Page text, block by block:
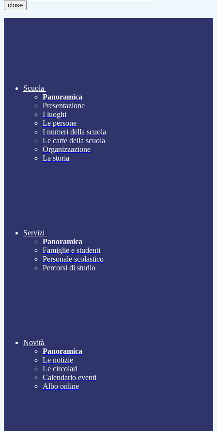
close
Scuola
Panoramica
Presentazione
I luoghi
Le persone
I numeri della scuola
Le carte della scuola
Organizzazione
La storia
Servizi
Panoramica
Famiglie e studenti
Personale scolastico
Percorsi di studio
Novità
Panoramica
Le notizie
Le circolari
Calendario eventi
Albo online